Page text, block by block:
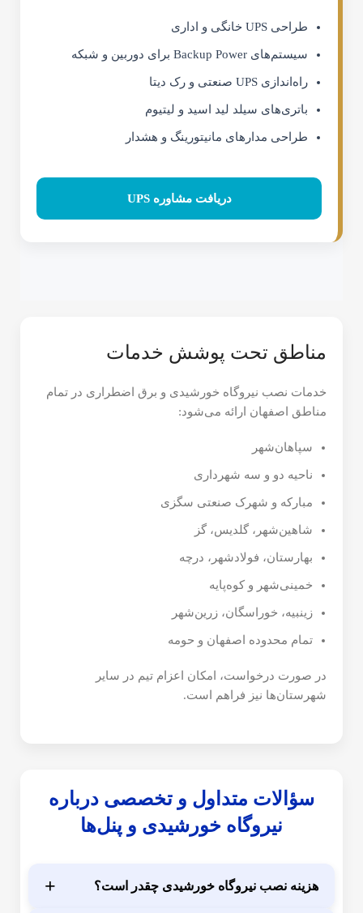
طراحی UPS خانگی و اداری
سیستم‌های Backup Power برای دوربین و شبکه
راه‌اندازی UPS صنعتی و رک دیتا
باتری‌های سیلد لید اسید و لیتیوم
طراحی مدارهای مانیتورینگ و هشدار
دریافت مشاوره UPS
مناطق تحت پوشش خدمات
خدمات نصب نیروگاه خورشیدی و برق اضطراری در تمام
مناطق اصفهان ارائه می‌شود:
سپاهان‌شهر
ناحیه دو و سه شهرداری
مبارکه و شهرک صنعتی سگزی
شاهین‌شهر، گلدیس، گز
بهارستان، فولادشهر، درچه
خمینی‌شهر و کوه‌پایه
زینبیه، خوراسگان، زرین‌شهر
تمام محدوده اصفهان و حومه
در صورت درخواست، امکان اعزام تیم در سایر
شهرستان‌ها نیز فراهم است.
سؤالات متداول و تخصصی درباره
نیروگاه خورشیدی و پنل‌ها
هزینه نصب نیروگاه خورشیدی چقدر است؟ +